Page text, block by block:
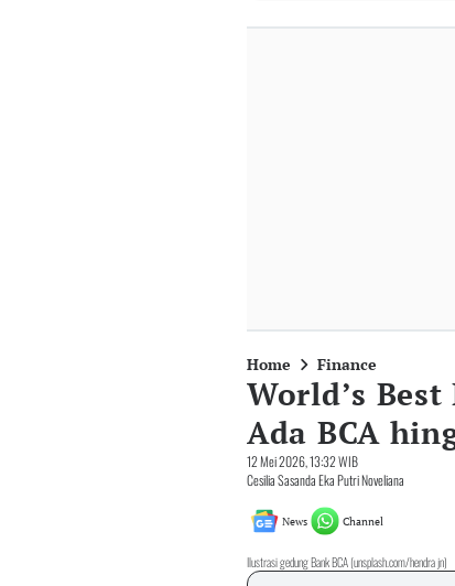
Home Finance
World’s
Ada BCA
12 Mei 2026, 13:32 WIB
Cesilia Sasanda Eka Putri Noveliana
News Channel
Ilustrasi gedung Bank BCA (unsplash.com/hendra jn)